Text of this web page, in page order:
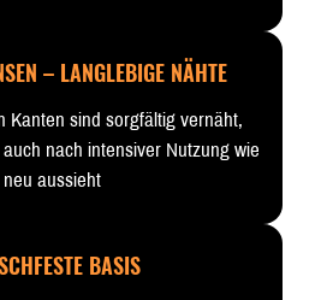
– LANGLEBIGE NÄHTE
Kanten sind sorgfältig vernäht,
nach intensiver Nutzung wie
neu aussieht
BASIS